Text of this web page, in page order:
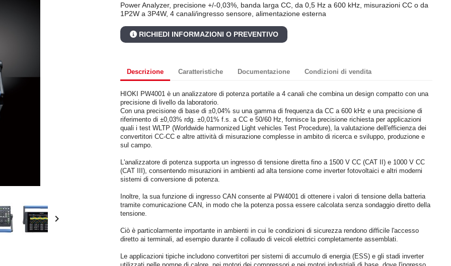

Power Analyzer, precisione +/-0,03%, banda larga CC, da 0,5 Hz a 600 kHz, misurazioni CC o da
1P2W a 3P4W, 4 canali/ingresso sensore, alimentazione esterna
RICHIEDI INFORMAZIONI O PREVENTIVO
Descrizione Caratteristiche Documentazione Condizioni di vendita
HIOKI PW4001 è un analizzatore di potenza portatile a 4 canali che combina un design compatto con una
precisione di livello da laboratorio.
Con una precisione di base di ±0,04% su una gamma di frequenza da CC a 600 kHz e una precisione di
riferimento di ±0,03% rdg. ±0,01% f.s. a CC e 50/60 Hz, fornisce la precisione richiesta per applicazioni
quali i test WLTP (Worldwide harmonized Light vehicles Test Procedure), la valutazione dell'efficienza dei
convertitori CC-CC e altre attività di misurazione complesse in ambito di ricerca e sviluppo, produzione e
sul campo.
L'analizzatore di potenza supporta un ingresso di tensione diretta fino a 1500 V CC (CAT II) e 1000 V CC
(CAT III), consentendo misurazioni in ambienti ad alta tensione come inverter fotovoltaici e altri moderni
sistemi di conversione di potenza.
Inoltre, la sua funzione di ingresso CAN consente al PW4001 di ottenere i valori di tensione della batteria
tramite comunicazione CAN, in modo che la potenza possa essere calcolata senza sondaggio diretto della
tensione.
Ciò è particolarmente importante in ambienti in cui le condizioni di sicurezza rendono difficile l'accesso
diretto ai terminali, ad esempio durante il collaudo di veicoli elettrici completamente assemblati.
Le applicazioni tipiche includono convertitori per sistemi di accumulo di energia (ESS) e gli stadi inverter